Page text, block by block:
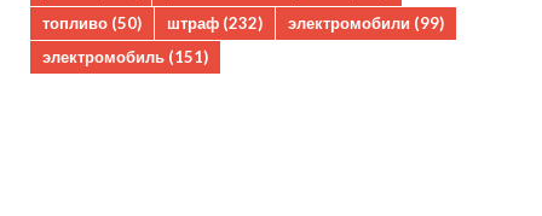
топливо (50) штраф (232) электромобили (99)
электромобиль (151)